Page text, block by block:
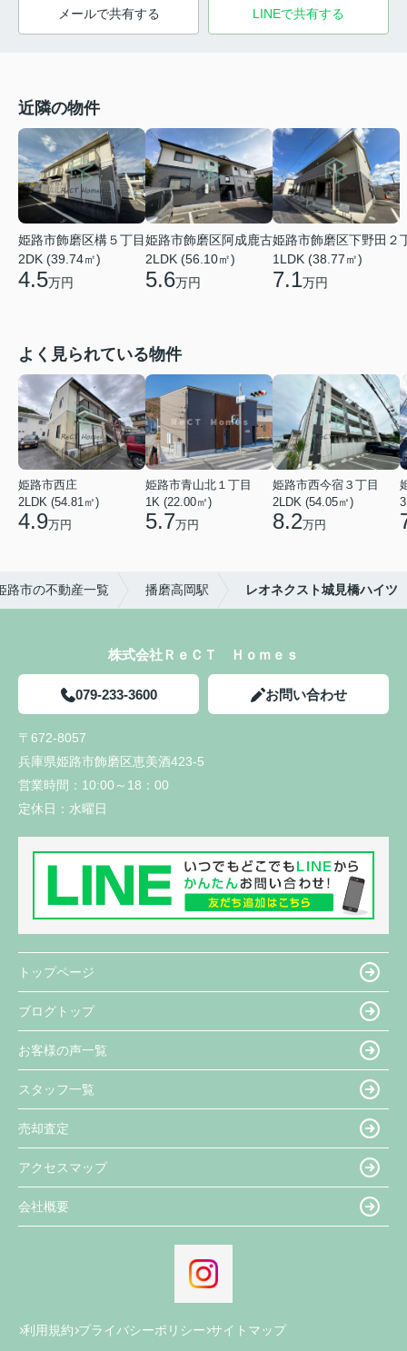
メールで共有する LINEで共有する
近隣の物件
姫路市飾磨区構５丁目
2DK (39.74㎡)
4.5万円
姫路市飾磨区阿成鹿古
2LDK (56.10㎡)
5.6万円
姫路市飾磨区下野田２
1LDK (38.77㎡)
7.1万円
よく見られている物件
姫路市西庄
2LDK (54.81㎡)
4.9万円
姫路市青山北１丁目
1K (22.00㎡)
5.7万円
姫路市西今宿３丁目
2LDK (54.05㎡)
8.2万円
路市の不動産一覧 播磨高岡駅 レオネクスト城見橋ハイツ
株式会社ＲｅＣＴ Ｈｏｍｅｓ
079-233-3600 お問い合わせ
〒672-8057
兵庫県姫路市飾磨区恵美酒423-5
営業時間： 10:00～18：00
定休日： 水曜日
トップページ
ブログトップ
お客様の声一覧
スタッフ一覧
売却査定
アクセスマップ
会社概要
利用規約 プライバシーポリシー サイトマップ